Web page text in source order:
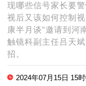
现哪些信号家长要
视后又该如何控制
康半月谈”邀请到河
触镜科副主任吕天
招。
2024年07月15日 15